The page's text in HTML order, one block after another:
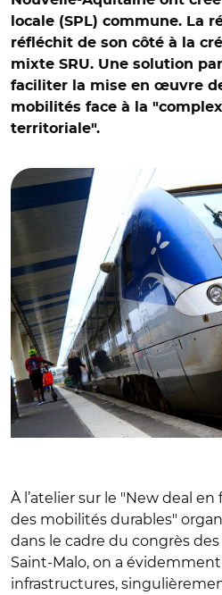
locale (SPL) commune. La
réfléchit de son côté à la
mixte SRU. Une solution
faciliter la mise en œuvre
mobilités face à la
territoriale".
À l’atelier sur le "New deal
des mobilités durables"
dans le cadre du congrès
Saint-Malo, on a
infrastructures,